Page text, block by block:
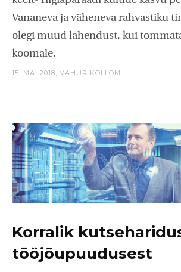
Vananeva ja väheneva rahvastiku
olegi muud lahendust, kui
koomale.
15. MAI 2018, VAHUR KOLLOM
Korralik
tööjõupuudusest